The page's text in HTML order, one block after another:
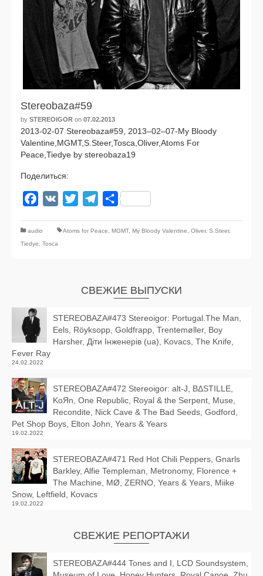
Stereobaza#59
by STEREOIGOR on 07.02.2013
2013-02-07 Stereobaza#59, 2013–02–07-My Bloody
Valentine,MGMT,S.Steer,Tosca,Oliver,Atoms For
Peace,Tiedye by stereobaza19
Поделиться:
Facebook
VK Twitter TelegramОтправить
audio Atoms for Peace MGMT, My Bloody Valentine Oliver, S.Steer,
Tiedye
Tosca
СВЕЖИЕ ВЫПУСКИ
STEREOBAZA#473 Stereoigor: Portugal.The Man,
Eels, Röyksopp, Goldfrapp, Trentemøller, Boy
Harsher, Діти Інженерів (ua), Kovacs, The Knife,
Fever Ray
24.02.2022
STEREOBAZA#472 Stereoigor: alt‑J, BΔSTILLE,
KoЯn, One Republic, Royal & the Serpent, Muse,
Recondite, Nick Cave & The Bad Seeds, Godford,
Pet Shop Boys, Elton John, Years & Years
19.02.2022
STEREOBAZA#471 Red Hot Chili Peppers, Gnarls
Barkley, Alfie Templeman, Metronomy, Florence +
The Machine, MØ, ZERNO, Years & Years, Miike
Snow, Leftfield, Kovacs
19.02.2022
СВЕЖИЕ РЕПОРТАЖИ
STEREOBAZA#444 Tones and I, LCD Soundsystem,